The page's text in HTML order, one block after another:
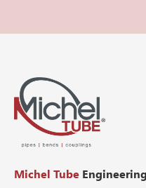
Michel Tube